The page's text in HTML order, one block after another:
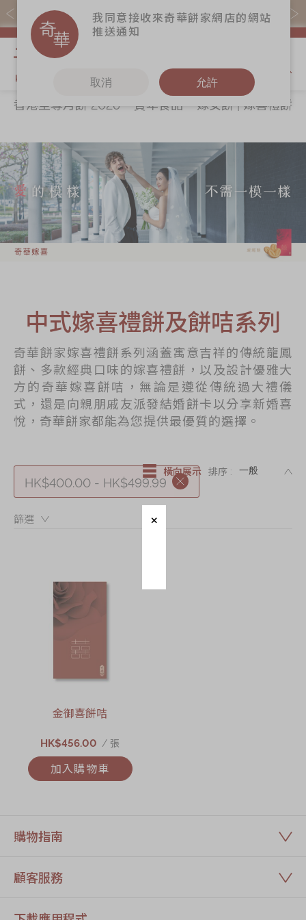
購物滿$368(折扣後)即免本地運費！
關於奇華
最新推廣
分店網絡
商務銷售
嫁喜須知
奇華網誌
奇華餅食
2026
賀年食品
嫁女餅 | 嫁喜禮
餅
手信禮品
節日時令食品
茗茶系列
奇華迪士尼禮盒
奇華LINE
FRIENDS禮盒
所有產品
更多
奇華工作坊
奇華茶室
加入奇華
EN 简体
香港至尊月餅 2026 賀年食品
嫁女餅 | 嫁喜禮餅
中式嫁喜禮餅及餅咭系列
奇華餅家嫁喜禮餅系列涵蓋寓意吉祥的傳統龍鳳
餅、多款經典口味的嫁喜禮餅，以及設計優雅大
方的奇華嫁喜餅咭，無論是遵從傳統過大禮儀
式，還是向親朋戚友派發結婚餅卡以分享新婚喜
悅，奇華餅家都能為您提供最優質的選擇。
HK$400.00 - HK$499.99
篩選：
橫向展示 排序 :
金御喜餅咭
HK$456.00 / 張
加入購物車
購物指南
顧客服務
我同意接收來奇華餅家網店的網站
推送通知
取消 允許